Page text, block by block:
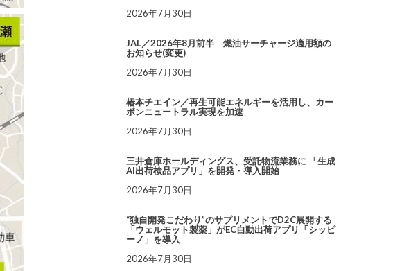
2026年7月30日
JAL／2026年8月前半 燃油サーチャージ適用額の
お知らせ(変更)
2026年7月30日
椿本チエイン／再生可能エネルギーを活用し、カー
ボンニュートラル実現を加速
2026年7月30日
三井倉庫ホールディングス、受託物流業務に 「生成
AI出荷検品アプリ」を開発・導入開始
2026年7月30日
“独自開発こだわり”のサプリメントでD2C展開する
「ウェルモット製薬」がEC自動出荷アプリ「シッピ
ーノ」を導入
2026年7月30日